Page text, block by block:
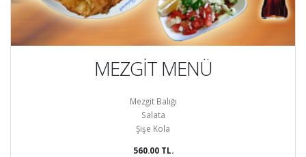
MEZGİT MENÜ
Mezgit Balığı
Salata
Şişe Kola
560.00 TL.